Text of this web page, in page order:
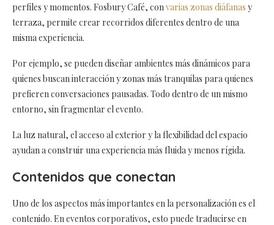
perfiles y momentos. Fosbury Café, convarias zonas diáfanas y
terraza, permite crear recorridos diferentes dentro de una
misma experiencia.
Por ejemplo, se pueden diseñar ambientes más dinámicos para
quienes buscan interacción y zonas más tranquilas para quienes
prefieren conversaciones pausadas. Todo dentro de un mismo
entorno, sin fragmentar el evento.
La luz natural, el acceso al exterior y la flexibilidad del espacio
ayudan a construir una experiencia más fluida y menos rígida.
Contenidos que conectan
Uno de los aspectos más importantes en la personalización es el
contenido. En eventos corporativos, esto puede traducirse en